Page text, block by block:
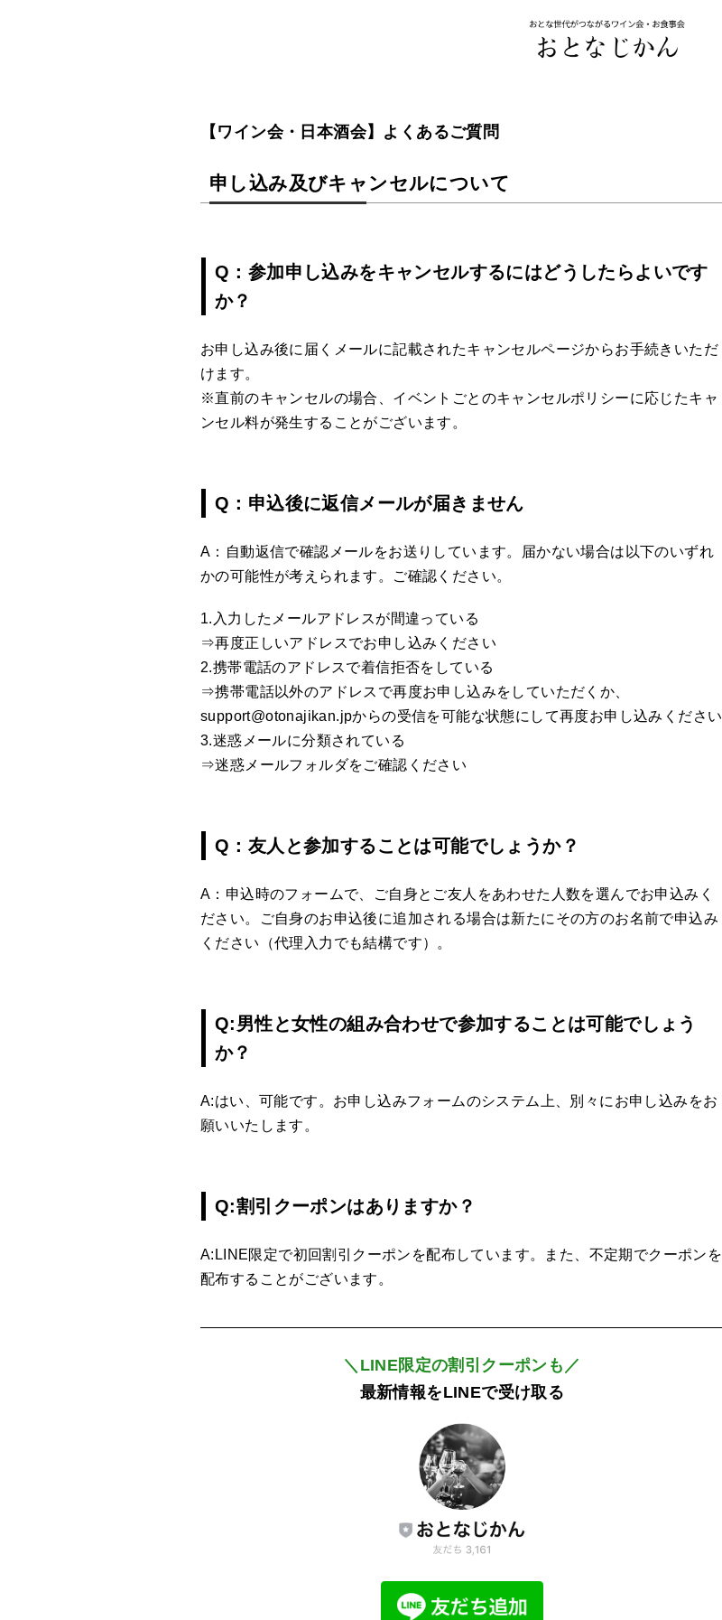
【ワイン会・日本酒会】よくあるご質問
申し込み及びキャンセルについて
Q：参加申し込みをキャンセルするにはどうしたらよいです
か？
お申し込み後に届くメールに記載されたキャンセルページからお手続きいただ
けます。
※直前のキャンセルの場合、イベントごとのキャンセルポリシーに応じたキャ
ンセル料が発生することがございます。
Q：申込後に返信メールが届きません
A：自動返信で確認メールをお送りしています。届かない場合は以下のいずれ
かの可能性が考えられます。ご確認ください。
1.入力したメールアドレスが間違っている
⇒再度正しいアドレスでお申し込みください
2.携帯電話のアドレスで着信拒否をしている
⇒携帯電話以外のアドレスで再度お申し込みをしていただくか、
support@otonajikan.jpからの受信を可能な状態にして再度お申し込みください
3.迷惑メールに分類されている
⇒迷惑メールフォルダをご確認ください
Q：友人と参加することは可能でしょうか？
A：申込時のフォームで、ご自身とご友人をあわせた人数を選んでお申込みく
ださい。ご自身のお申込後に追加される場合は新たにその方のお名前で申込み
ください（代理入力でも結構です）。
Q:男性と女性の組み合わせで参加することは可能でしょう
か？
A:はい、可能です。お申し込みフォームのシステム上、別々にお申し込みをお
願いいたします。
Q:割引クーポンはありますか？
A:LINE限定で初回割引クーポンを配布しています。また、不定期でクーポンを
配布することがございます。
＼LINE限定の割引クーポンも／
最新情報をLINEで受け取る